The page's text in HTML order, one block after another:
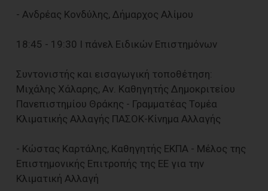
- Ανδρέας Κονδύλης, Δήμαρχος Αλίμου
18:45 - 19:30 I πάνελ Ειδικών Επιστημόνων
Συντονιστής και εισαγωγική τοποθέτηση:
Μιχάλης Χάλαρης, Αν. Καθηγητής Δημοκριτείου
Πανεπιστημίου Θράκης - Γραμματέας Τομέα
Κλιματικής Αλλαγής ΠΑΣΟΚ-Κίνημα Αλλαγής
- Κώστας Καρτάλης, Καθηγητής ΕΚΠΑ - Μέλος της
Επιστημονικής Επιτροπής της ΕΕ για την
Κλιματική Αλλαγή